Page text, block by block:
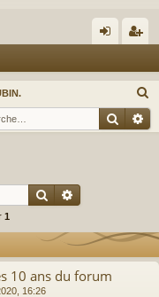
ne
xi
nr
eg
e
c
Rechercher
1
10 ans du forum
16:26